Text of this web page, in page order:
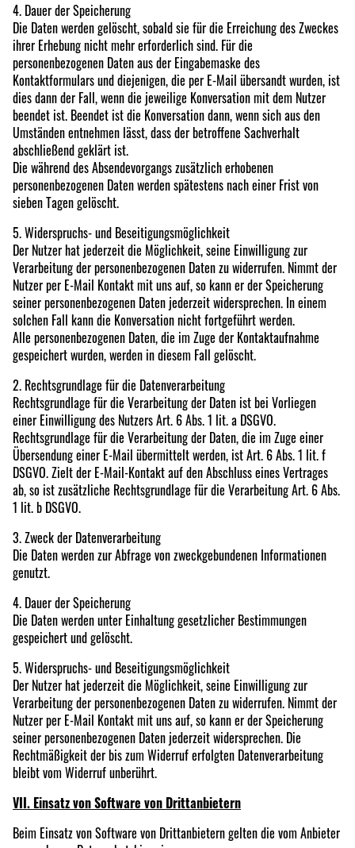
4. Dauer der Speicherung
Die Daten werden gelöscht, sobald sie für die Erreichung des Zweckes
ihrer Erhebung nicht mehr erforderlich sind. Für die
personenbezogenen Daten aus der Eingabemaske des
Kontaktformulars und diejenigen, die per E-Mail übersandt wurden, ist
dies dann der Fall, wenn die jeweilige Konversation mit dem Nutzer
beendet ist. Beendet ist die Konversation dann, wenn sich aus den
Umständen entnehmen lässt, dass der betroffene Sachverhalt
abschließend geklärt ist.
Die während des Absendevorgangs zusätzlich erhobenen
personenbezogenen Daten werden spätestens nach einer Frist von
sieben Tagen gelöscht.
5. Widerspruchs- und Beseitigungsmöglichkeit
Der Nutzer hat jederzeit die Möglichkeit, seine Einwilligung zur
Verarbeitung der personenbezogenen Daten zu widerrufen. Nimmt der
Nutzer per E-Mail Kontakt mit uns auf, so kann er der Speicherung
seiner personenbezogenen Daten jederzeit widersprechen. In einem
solchen Fall kann die Konversation nicht fortgeführt werden.
Alle personenbezogenen Daten, die im Zuge der Kontaktaufnahme
gespeichert wurden, werden in diesem Fall gelöscht.
2. Rechtsgrundlage für die Datenverarbeitung
Rechtsgrundlage für die Verarbeitung der Daten ist bei Vorliegen
einer Einwilligung des Nutzers Art. 6 Abs. 1 lit. a DSGVO.
Rechtsgrundlage für die Verarbeitung der Daten, die im Zuge einer
Übersendung einer E-Mail übermittelt werden, ist Art. 6 Abs. 1 lit. f
DSGVO. Zielt der E-Mail-Kontakt auf den Abschluss eines Vertrages
ab, so ist zusätzliche Rechtsgrundlage für die Verarbeitung Art. 6 Abs.
1 lit. b DSGVO.
3. Zweck der Datenverarbeitung
Die Daten werden zur Abfrage von zweckgebundenen Informationen
genutzt.
4. Dauer der Speicherung
Die Daten werden unter Einhaltung gesetzlicher Bestimmungen
gespeichert und gelöscht.
5. Widerspruchs- und Beseitigungsmöglichkeit
Der Nutzer hat jederzeit die Möglichkeit, seine Einwilligung zur
Verarbeitung der personenbezogenen Daten zu widerrufen. Nimmt der
Nutzer per E-Mail Kontakt mit uns auf, so kann er der Speicherung
seiner personenbezogenen Daten jederzeit widersprechen. Die
Rechtmäßigkeit der bis zum Widerruf erfolgten Datenverarbeitung
bleibt vom Widerruf unberührt.
VII. Einsatz von Software von Drittanbietern
Beim Einsatz von Software von Drittanbietern gelten die vom Anbieter